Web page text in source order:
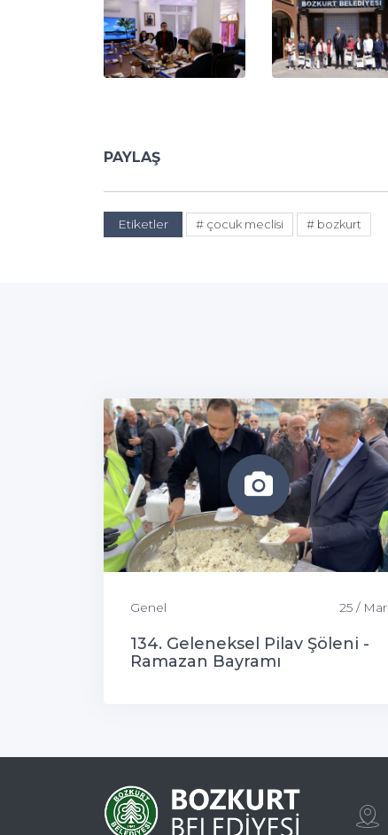
PAYLAŞ
Etiketler # çocuk meclisi # bozkurt
Genel 25 / Mar
134. Geleneksel Pilav Şöleni -
Ramazan Bayramı